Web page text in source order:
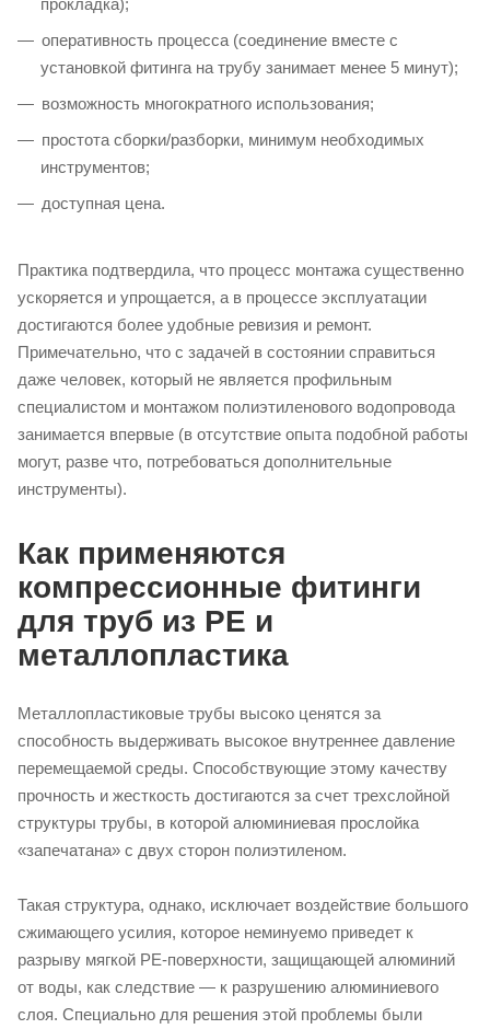
прокладка);
оперативность процесса (соединение вместе с
установкой фитинга на трубу занимает менее 5 минут);
возможность многократного использования;
простота сборки/разборки, минимум необходимых
инструментов;
доступная цена.
Практика подтвердила, что процесс монтажа существенно
ускоряется и упрощается, а в процессе эксплуатации
достигаются более удобные ревизия и ремонт.
Примечательно, что с задачей в состоянии справиться
даже человек, который не является профильным
специалистом и монтажом полиэтиленового водопровода
занимается впервые (в отсутствие опыта подобной работы
могут, разве что, потребоваться дополнительные
инструменты).
Как применяются
компрессионные фитинги
для труб из PE и
металлопластика
Металлопластиковые трубы высоко ценятся за
способность выдерживать высокое внутреннее давление
перемещаемой среды. Способствующие этому качеству
прочность и жесткость достигаются за счет трехслойной
структуры трубы, в которой алюминиевая прослойка
«запечатана» с двух сторон полиэтиленом.
Такая структура, однако, исключает воздействие большого
сжимающего усилия, которое неминуемо приведет к
разрыву мягкой PE-поверхности, защищающей алюминий
от воды, как следствие — к разрушению алюминиевого
слоя. Специально для решения этой проблемы были